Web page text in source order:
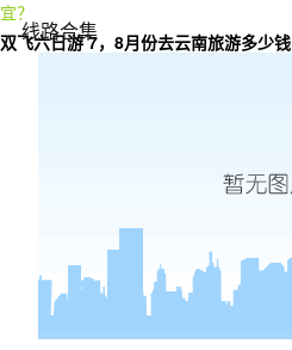
线路合集
宜？
双飞六日游 7，8月份去云南旅游多少钱